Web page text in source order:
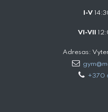
I-V
VI-VII
Adresas:
+370